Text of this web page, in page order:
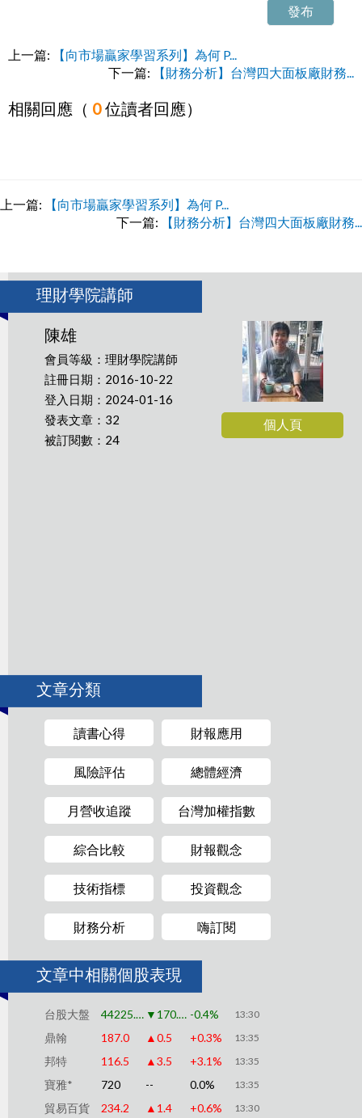
發布
上一篇:
【向市場贏家學習系列】為何 P...
下一篇:
【財務分析】台灣四大面板廠財務...
相關回應（ 0位讀者回應）
上一篇:
【向市場贏家學習系列】為何 P...
下一篇:
【財務分析】台灣四大面板廠財務...
理財學院講師
陳雄
會員等級：理財學院講師
註冊日期：2016-10-22
登入日期：2024-01-16
發表文章：32
被訂閱數：24
個人頁
文章分類
讀書心得 財報應用
風險評估 總體經濟
月營收追蹤 台灣加權指數
綜合比較 財報觀念
技術指標 投資觀念
財務分析 嗨訂閱
文章中相關個股表現
台股大盤 44225.91 ▼170.79 -0.4% 13:30
鼎翰 187.0 ▲0.5 +0.3% 13:35
邦特 116.5 ▲3.5 +3.1% 13:35
寶雅* 720 -- 0.0% 13:35
貿易百貨 234.2 ▲1.4 +0.6% 13:30